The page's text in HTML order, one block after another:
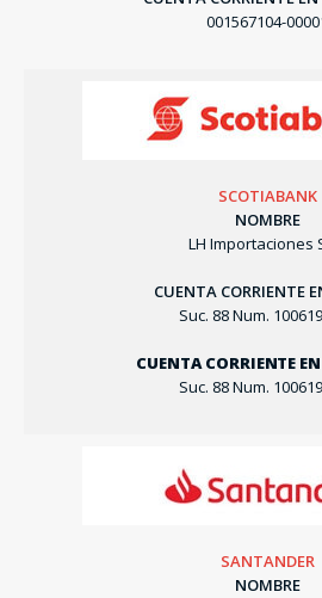
001567104-
SCOTIABANK
NOMBRE
LH Importaciones
CUENTA CORRIENTE
Suc. 88 Num.
CUENTA CORRIENTE
Suc. 88 Num.
SANTANDER
NOMBRE